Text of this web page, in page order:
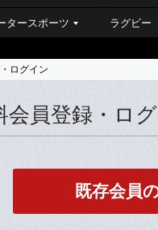
タースポーツ ラグビー
ログイン
会員登録・ロ
既存会員